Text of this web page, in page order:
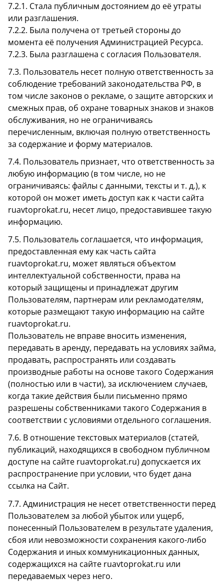
7.2.1. Стала публичным достоянием до её утраты
или разглашения.
7.2.2. Была получена от третьей стороны до
момента её получения Администрацией Ресурса.
7.2.3. Была разглашена с согласия Пользователя.
7.3. Пользователь несет полную ответственность за
соблюдение требований законодательства РФ, в
том числе законов о рекламе, о защите авторских и
смежных прав, об охране товарных знаков и знаков
обслуживания, но не ограничиваясь
перечисленным, включая полную ответственность
за содержание и форму материалов.
7.4. Пользователь признает, что ответственность за
любую информацию (в том числе, но не
ограничиваясь: файлы с данными, тексты и т. д.), к
которой он может иметь доступ как к части сайта
ruavtoprokat.ru, несет лицо, предоставившее такую
информацию.
7.5. Пользователь соглашается, что информация,
предоставленная ему как часть сайта
ruavtoprokat.ru, может являться объектом
интеллектуальной собственности, права на
который защищены и принадлежат другим
Пользователям, партнерам или рекламодателям,
которые размещают такую информацию на сайте
ruavtoprokat.ru.
Пользователь не вправе вносить изменения,
передавать в аренду, передавать на условиях займа,
продавать, распространять или создавать
производные работы на основе такого Содержания
(полностью или в части), за исключением случаев,
когда такие действия были письменно прямо
разрешены собственниками такого Содержания в
соответствии с условиями отдельного соглашения.
7.6. В отношение текстовых материалов (статей,
публикаций, находящихся в свободном публичном
доступе на сайте ruavtoprokat.ru) допускается их
распространение при условии, что будет дана
ссылка на Сайт.
7.7. Администрация не несет ответственности перед
Пользователем за любой убыток или ущерб,
понесенный Пользователем в результате удаления,
сбоя или невозможности сохранения какого-либо
Содержания и иных коммуникационных данных,
содержащихся на сайте ruavtoprokat.ru или
передаваемых через него.